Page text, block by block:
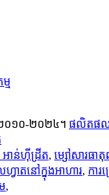
ម
២០១០-២០២៤។ ផលិតផ
ាន់ហ៊ីដ្រីត, ម្សៅសារធា
វាតនៅក្នុងអាហារ, ការ
,